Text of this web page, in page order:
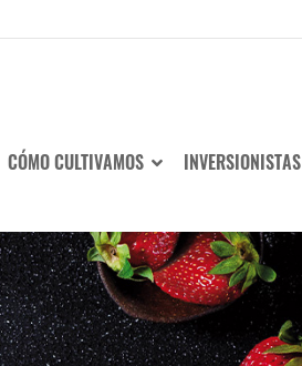
CÓMO CULTIVAMOS INVERSIONISTAS